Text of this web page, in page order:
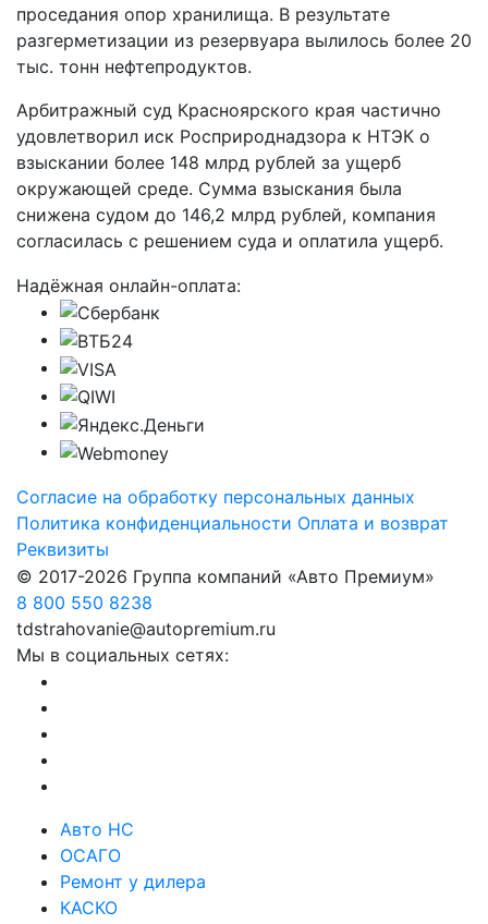
проседания опор хранилища. В результате
разгерметизации из резервуара вылилось более 20
тыс. тонн нефтепродуктов.
Арбитражный суд Красноярского края частично
удовлетворил иск Росприроднадзора к НТЭК о
взыскании более 148 млрд рублей за ущерб
окружающей среде. Сумма взыскания была
снижена судом до 146,2 млрд рублей, компания
согласилась с решением суда и оплатила ущерб.
Надёжная онлайн-оплата:
Согласие на обработку персональных данных
Политика конфиденциальности Оплата и возврат
Реквизиты
© 2017-2026 Группа компаний «Авто Премиум»
8 800 550 8238
tdstrahovanie@autopremium.ru
Мы в социальных сетях:
Авто НС
ОСАГО
Ремонт у дилера
КАСКО